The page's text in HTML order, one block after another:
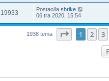
19933 Postao/la shrike
06 tra 2020, 15:54
1938 tema Stranica: 1/
1 2 3